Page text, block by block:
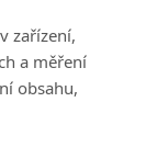
nám na e-mail
|Pravidla webu
zařízení,
a měření
obsahu,